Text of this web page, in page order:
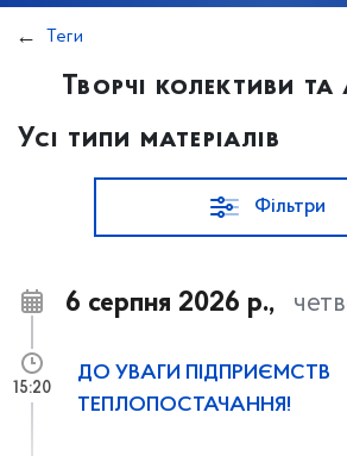
Теги
Творчі колективи та
Усі типи матеріалів
Фільтри
6 серпня 2026 р.,
ДО УВАГИ ПІДПРИЄМСТВ
ТЕПЛОПОСТАЧАННЯ!
15:20